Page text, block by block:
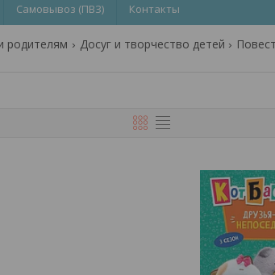
Самовывоз (ПВЗ) Контакты
родителям Досуг и творчество детей